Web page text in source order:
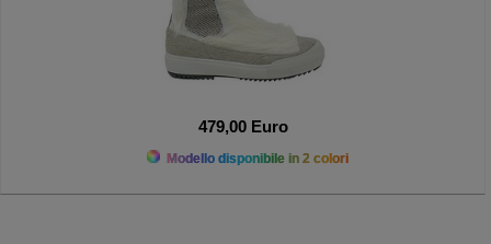
479,00 Euro
Modello disponibile in 2 colori